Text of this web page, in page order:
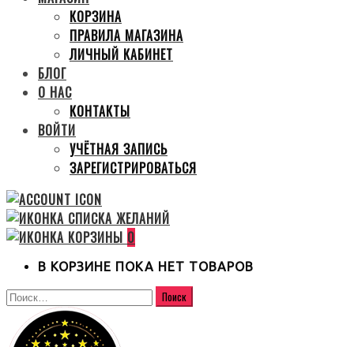
КОРЗИНА
ПРАВИЛА МАГАЗИНА
ЛИЧНЫЙ КАБИНЕТ
БЛОГ
О НАС
КОНТАКТЫ
ВОЙТИ
УЧЁТНАЯ ЗАПИСЬ
ЗАРЕГИСТРИРОВАТЬСЯ
0
В КОРЗИНЕ ПОКА НЕТ ТОВАРОВ